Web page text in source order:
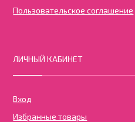
Пользовательское соглашение
ЛИЧНЫЙ КАБИНЕТ
Вход
Избранные товары